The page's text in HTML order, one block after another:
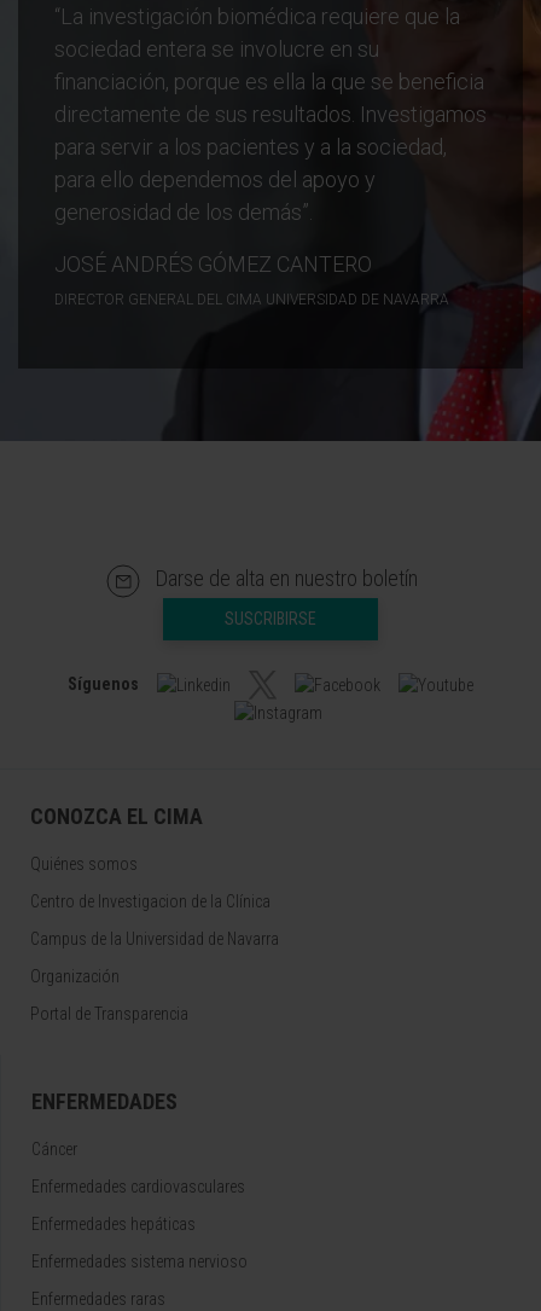
“La investigación biomédica requiere que la
sociedad entera se involucre en su
financiación, porque es ella la que se beneficia
directamente de sus resultados. Investigamos
para servir a los pacientes y a la sociedad,
para ello dependemos del apoyo y
generosidad de los demás”.
JOSÉ ANDRÉS GÓMEZ CANTERO
DIRECTOR GENERAL DEL CIMA UNIVERSIDAD DE NAVARRA
Darse de alta en nuestro boletín
SUSCRIBIRSE
Síguenos
CONOZCA EL CIMA
Quiénes somos
Centro de Investigacion de la Clínica
Campus de la Universidad de Navarra
Organización
Portal de Transparencia
ENFERMEDADES
Cáncer
Enfermedades cardiovasculares
Enfermedades hepáticas
Enfermedades sistema nervioso
Enfermedades raras